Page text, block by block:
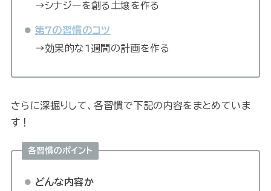
→シナジーを創る土壌を作る
第7の習慣のコツ
→効果的な1週間の計画を作る
さらに深掘りして、各習慣で下記の内容をまとめていま
す！
各習慣のポイント
どんな内容か